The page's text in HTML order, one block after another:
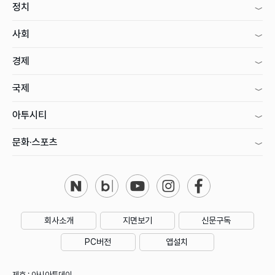
정치
사회
경제
국제
아투시티
문화·스포츠
회사소개 지면보기 신문구독
PC버전 앱설치